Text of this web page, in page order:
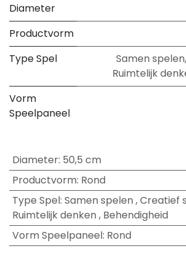
Diameter
Productvorm
Type Spel
Samen spelen,
Ruimtelijk
Vorm
Speelpaneel
Diameter: 50,5 cm
Productvorm: Rond
Type Spel: Samen spelen,Creatief
Ruimtelijk denken, Behendigheid
Vorm Speelpaneel: Rond